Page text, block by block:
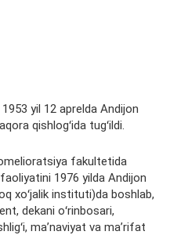
yil 12 aprelda Andijon
qishlogʻida tugʻildi.
fakultetida
1976 yilda Andijon
xoʻjalik instituti)da boshlab,
dekani oʻrinbosari,
maʼnaviyat va maʼrifat